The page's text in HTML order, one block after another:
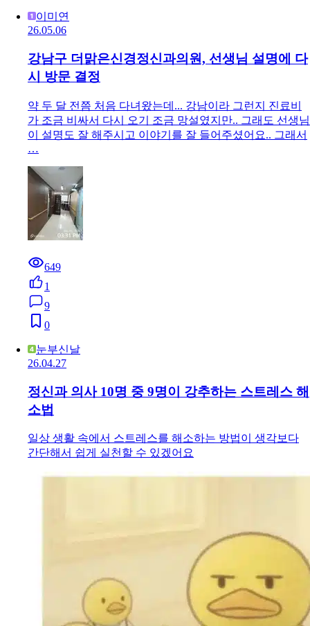
이미연
26.05.06
강남구 더맑은신경정신과의원, 선생님 설명에 다
시 방문 결정
약 두 달 전쯤 처음 다녀왔는데... 강남이라 그런지 진료비
가 조금 비싸서 다시 오기 조금 망설였지만.. 그래도 선생님
이 설명도 잘 해주시고 이야기를 잘 들어주셨어요.. 그래서
…
649
1
9
0
눈부신날
26.04.27
정신과 의사 10명 중 9명이 강추하는 스트레스 해
소법
일상 생활 속에서 스트레스를 해소하는 방법이 생각보다
간단해서 쉽게 실천할 수 있겠어요